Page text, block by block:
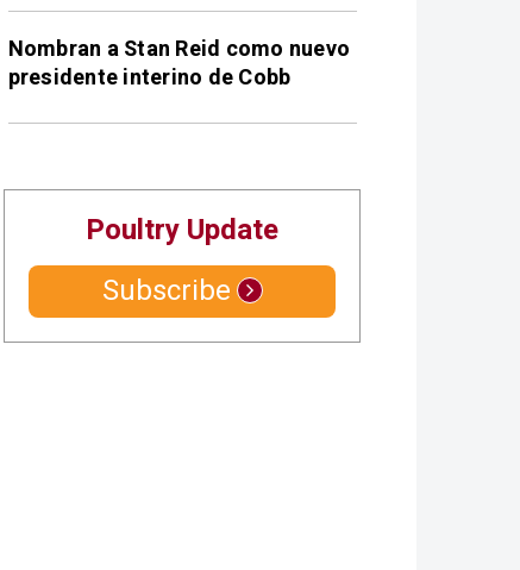
Nombran a Stan Reid como nuevo
presidente interino de Cobb
Poultry Update
Subscribe